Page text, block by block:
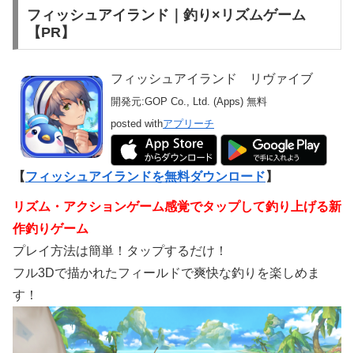
フィッシュアイランド｜釣り×リズムゲーム
【PR】
フィッシュアイランド リヴァイブ
開発元:GOP Co., Ltd. (Apps) 無料
posted withアプリーチ
【フィッシュアイランドを無料ダウンロード 】
リズム・アクションゲーム感覚でタップして釣り上げる新
作釣りゲーム
プレイ方法は簡単！タップするだけ！
フル3Dで描かれたフィールドで爽快な釣りを楽しめま
す！